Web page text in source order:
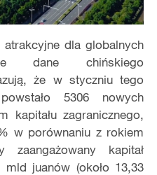
dla globalnych
dane chińskiego
że w styczniu tego
5306 nowych
kapitału zagranicznego,
w porównaniu z rokiem
zaangażowany kapitał
mld juanów (około 13,33